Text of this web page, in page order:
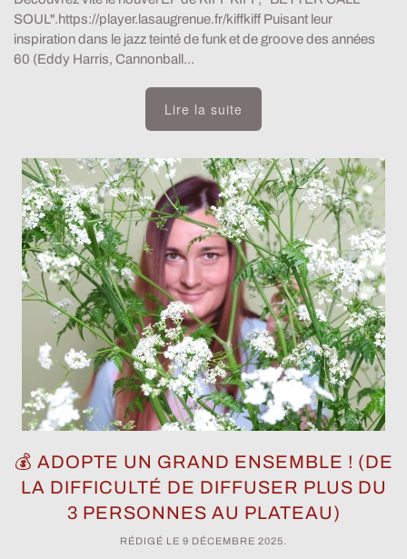
SOUL".https://player.lasaugrenue.fr/kiffkiff Puisant leur
inspiration dans le jazz teinté de funk et de groove des années
60 (Eddy Harris, Cannonball...
Lire la suite
💰 ADOPTE UN GRAND ENSEMBLE ! (DE
LA DIFFICULTÉ DE DIFFUSER PLUS DU
3 PERSONNES AU PLATEAU)
RÉDIGÉ LE 9 DÉCEMBRE 2025